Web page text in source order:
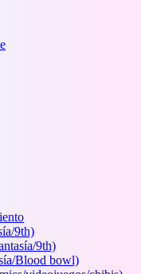
9th)
9th)
Blood bowl)